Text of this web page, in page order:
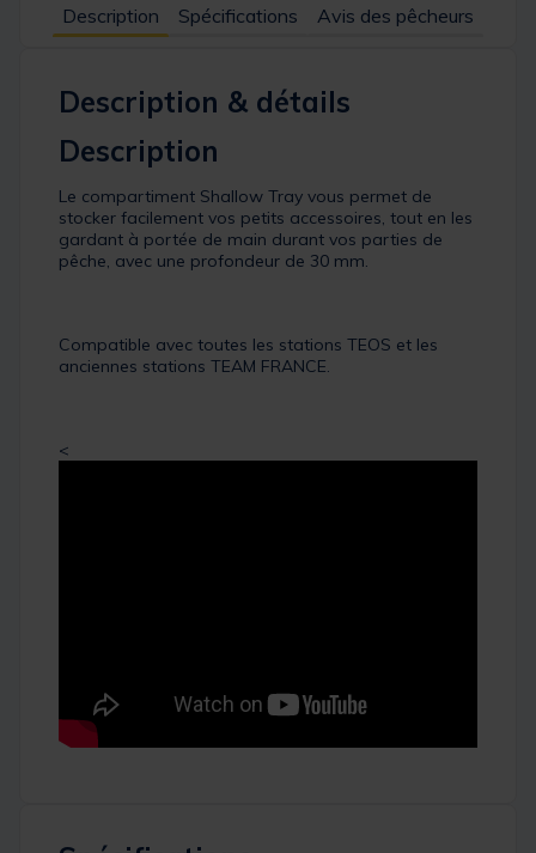
Description Spécifications Avis des pêcheurs
Description & détails
Description
Le compartiment Shallow Tray vous permet de
stocker facilement vos petits accessoires, tout en les
gardant à portée de main durant vos parties de
pêche, avec une profondeur de 30 mm.
Compatible avec toutes les stations TEOS et les
anciennes stations TEAM FRANCE.
<